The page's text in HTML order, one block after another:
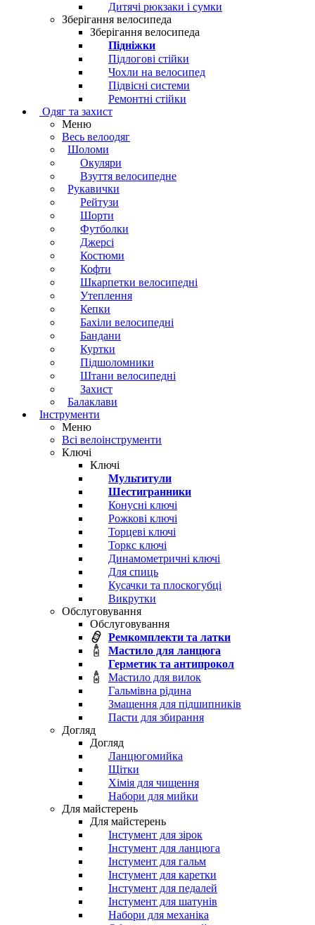
Дитячі рюкзаки і сумки
Зберігання велосипеда
Зберігання велосипеда
Підніжки
Підлогові стійки
Чохли на велосипед
Підвісні системи
Ремонтні стійки
Одяг та захист
Меню
Весь велоодяг
Шоломи
Окуляри
Взуття велосипедне
Рукавички
Рейтузи
Шорти
Футболки
Джерсі
Костюми
Кофти
Шкарпетки велосипедні
Утеплення
Кепки
Бахіли велосипедні
Бандани
Куртки
Підшоломники
Штани велосипедні
Захист
Балаклави
Інструменти
Меню
Всі велоінструменти
Ключі
Ключі
Мультитули
Шестигранники
Конусні ключі
Рожкові ключі
Торцеві ключі
Торкс ключі
Динамометричні ключі
Для спиць
Кусачки та плоскогубці
Викрутки
Обслуговування
Обслуговування
Ремкомплекти та латки
Мастило для ланцюга
Герметик та антипрокол
Мастило для вилок
Гальмівна рідина
Змащення для підшипників
Пасти для збирання
Догляд
Догляд
Ланцюгомийка
Щітки
Хімія для чищення
Набори для мийки
Для майстерень
Для майстерень
Інстумент для зірок
Інстумент для ланцюга
Інстумент для гальм
Інстумент для каретки
Інстумент для педалей
Інстумент для шатунів
Набори для механіка